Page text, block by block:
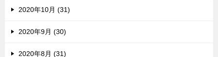
2020年10月 (31)
2020年9月 (30)
2020年8月 (31)